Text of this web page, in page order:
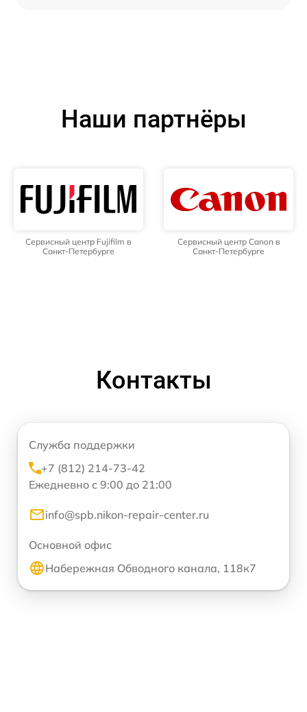
Наши партнёры
Сервисный центр Fujifilm в
Санкт-Петербурге
Сервисный центр Canon в
Санкт-Петербурге
Контакты
Служба поддержки
+7 (812) 214-73-42
Ежедневно с 9:00 до 21:00
info@spb.nikon-repair-center.ru
Основной офис
Набережная Обводного канала, 118к7